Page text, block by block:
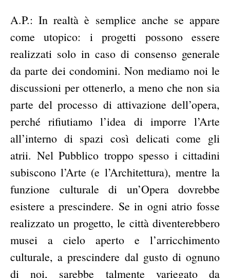
A.P.: In realtà è semplice anche se appare
come utopico: i progetti possono essere
realizzati solo in caso di consenso generale
da parte dei condomini. Non mediamo noi le
discussioni per ottenerlo, a meno che non sia
parte del processo di attivazione dell’opera,
perché rifiutiamo l’idea di imporre l’Arte
all’interno di spazi così delicati come gli
atrii. Nel Pubblico troppo spesso i cittadini
subiscono l’Arte (e l’Architettura), mentre la
funzione culturale di un’Opera dovrebbe
esistere a prescindere. Se in ogni atrio fosse
realizzato un progetto, le città diventerebbero
musei a cielo aperto e l’arricchimento
culturale, a prescindere dal gusto di ognuno
di noi, sarebbe talmente variegato da